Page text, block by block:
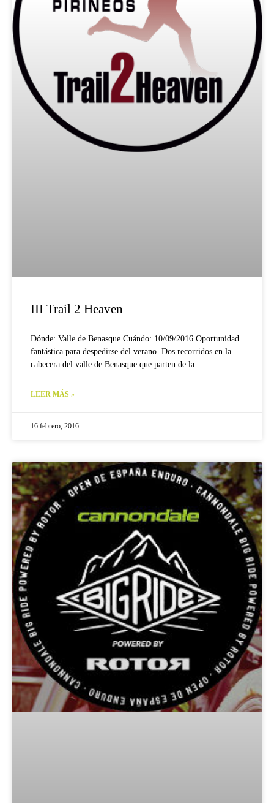
III Trail 2 Heaven
Dónde: Valle de Benasque Cuándo: 10/09/2016 Oportunidad
fantástica para despedirse del verano. Dos recorridos en la
cabecera del valle de Benasque que parten de la
LEER MÁS »
16 febrero, 2016